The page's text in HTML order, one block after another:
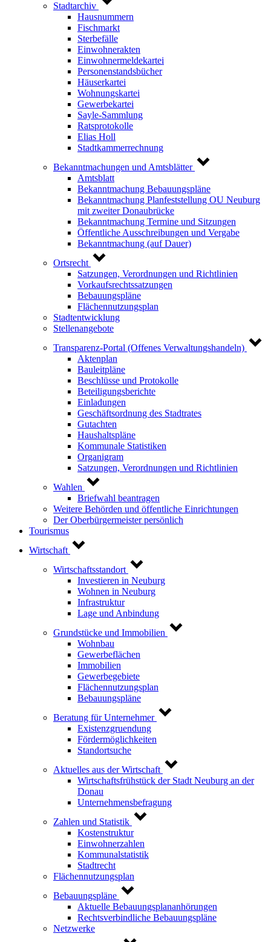
Stadtarchiv
Hausnummern
Fischmarkt
Sterbefälle
Einwohnerakten
Einwohnermeldekartei
Personenstandsbücher
Häuserkartei
Wohnungskartei
Gewerbekartei
Sayle-Sammlung
Ratsprotokolle
Elias Holl
Stadtkammerrechnung
Bekanntmachungen und Amtsblätter
Amtsblatt
Bekanntmachung Bebauungspläne
Bekanntmachung Planfeststellung OU Neuburg
mit zweiter Donaubrücke
Bekanntmachung Termine und Sitzungen
Öffentliche Ausschreibungen und Vergabe
Bekanntmachung (auf Dauer)
Ortsrecht
Satzungen, Verordnungen und Richtlinien
Vorkaufsrechtssatzungen
Bebauungspläne
Flächennutzungsplan
Stadtentwicklung
Stellenangebote
Transparenz-Portal (Offenes Verwaltungshandeln)
Aktenplan
Bauleitpläne
Beschlüsse und Protokolle
Beteiligungsberichte
Einladungen
Geschäftsordnung des Stadtrates
Gutachten
Haushaltspläne
Kommunale Statistiken
Organigram
Satzungen, Verordnungen und Richtlinien
Wahlen
Briefwahl beantragen
Weitere Behörden und öffentliche Einrichtungen
Der Oberbürgermeister persönlich
Tourismus
Wirtschaft
Wirtschaftsstandort
Investieren in Neuburg
Wohnen in Neuburg
Infrastruktur
Lage und Anbindung
Grundstücke und Immobilien
Wohnbau
Gewerbeflächen
Immobilien
Gewerbegebiete
Flächennutzungsplan
Bebauungspläne
Beratung für Unternehmer
Existenzgruendung
Fördermöglichkeiten
Standortsuche
Aktuelles aus der Wirtschaft
Wirtschaftsfrühstück der Stadt Neuburg an der
Donau
Unternehmensbefragung
Zahlen und Statistik
Kostenstruktur
Einwohnerzahlen
Kommunalstatistik
Stadtrecht
Flächennutzungsplan
Bebauungspläne
Aktuelle Bebauungsplananhörungen
Rechtsverbindliche Bebauungspläne
Netzwerke